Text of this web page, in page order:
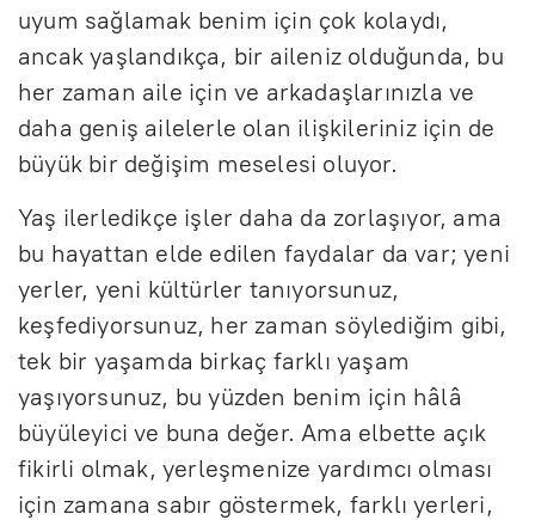
uyum sağlamak benim için çok kolaydı,
ancak yaşlandıkça, bir aileniz olduğunda, bu
her zaman aile için ve arkadaşlarınızla ve
daha geniş ailelerle olan ilişkileriniz için de
büyük bir değişim meselesi oluyor.
Yaş ilerledikçe işler daha da zorlaşıyor, ama
bu hayattan elde edilen faydalar da var; yeni
yerler, yeni kültürler tanıyorsunuz,
keşfediyorsunuz, her zaman söylediğim gibi,
tek bir yaşamda birkaç farklı yaşam
yaşıyorsunuz, bu yüzden benim için hâlâ
büyüleyici ve buna değer. Ama elbette açık
fikirli olmak, yerleşmenize yardımcı olması
için zamana sabır göstermek, farklı yerleri,